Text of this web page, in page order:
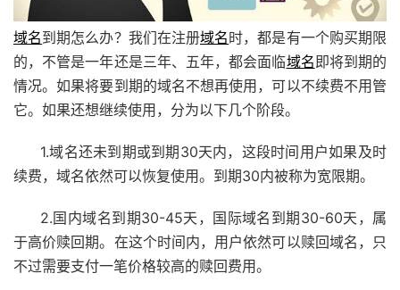
域名到期怎么办？我们在注册域名时，都是有一个购买期限
的，不管是一年还是三年、五年，都会面临域名即将到期的
情况。如果将要到期的域名不想再使用，可以不续费不用管
它。如果还想继续使用，分为以下几个阶段。
1.域名还未到期或到期30天内，这段时间用户如果及时
续费，域名依然可以恢复使用。到期30内被称为宽限期。
2.国内域名到期30-45天，国际域名到期30-60天，属
于高价赎回期。在这个时间内，用户依然可以赎回域名，只
不过需要支付一笔价格较高的赎回费用。